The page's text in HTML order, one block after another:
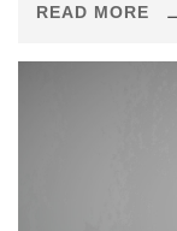
成立毀損罪，判
並不受集會遊
READ MORE